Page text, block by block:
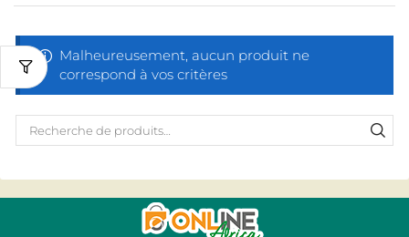
Malheureusement, aucun produit ne
correspond à vos critères